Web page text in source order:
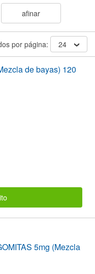
afinar
por página: 24
de bayas) 120
5mg (Mezcla